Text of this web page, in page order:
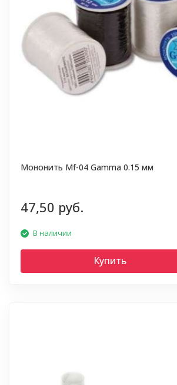
Мононить Mf-04 Gamma 0.15 мм
47,50 руб.
В наличии
Купить